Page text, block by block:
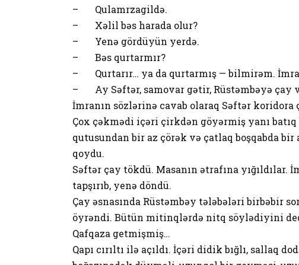
– Qulamrzagildə.
– Xəlil bəs harada olur?
– Yenə gördüyün yerdə.
– Bəs qurtarmır?
– Qurtarır… ya da qurtarmış — bilmirəm.
– Ay Səftər, samovar gətir, Rüstəmbəyə çay
İmranın sözlərinə cavab olaraq Səftər koridora
Çox çəkmədi içəri çirkdən göyərmiş yanı
qutusundan bir az çörək və çatlaq boşqabda bir
qoydu.
Səftər çay tökdü. Masanın ətrafına yığıldılar.
tapşırıb, yenə döndü.
Çay əsnasında Rüstəmbəy tələbələri birbəbir
öyrəndi. Bütün mitinqlərdə nitq söylədiyini
Qafqaza getmişmiş…
Qapı cırıltı ilə açıldı. İçəri didik bığlı, sallaq